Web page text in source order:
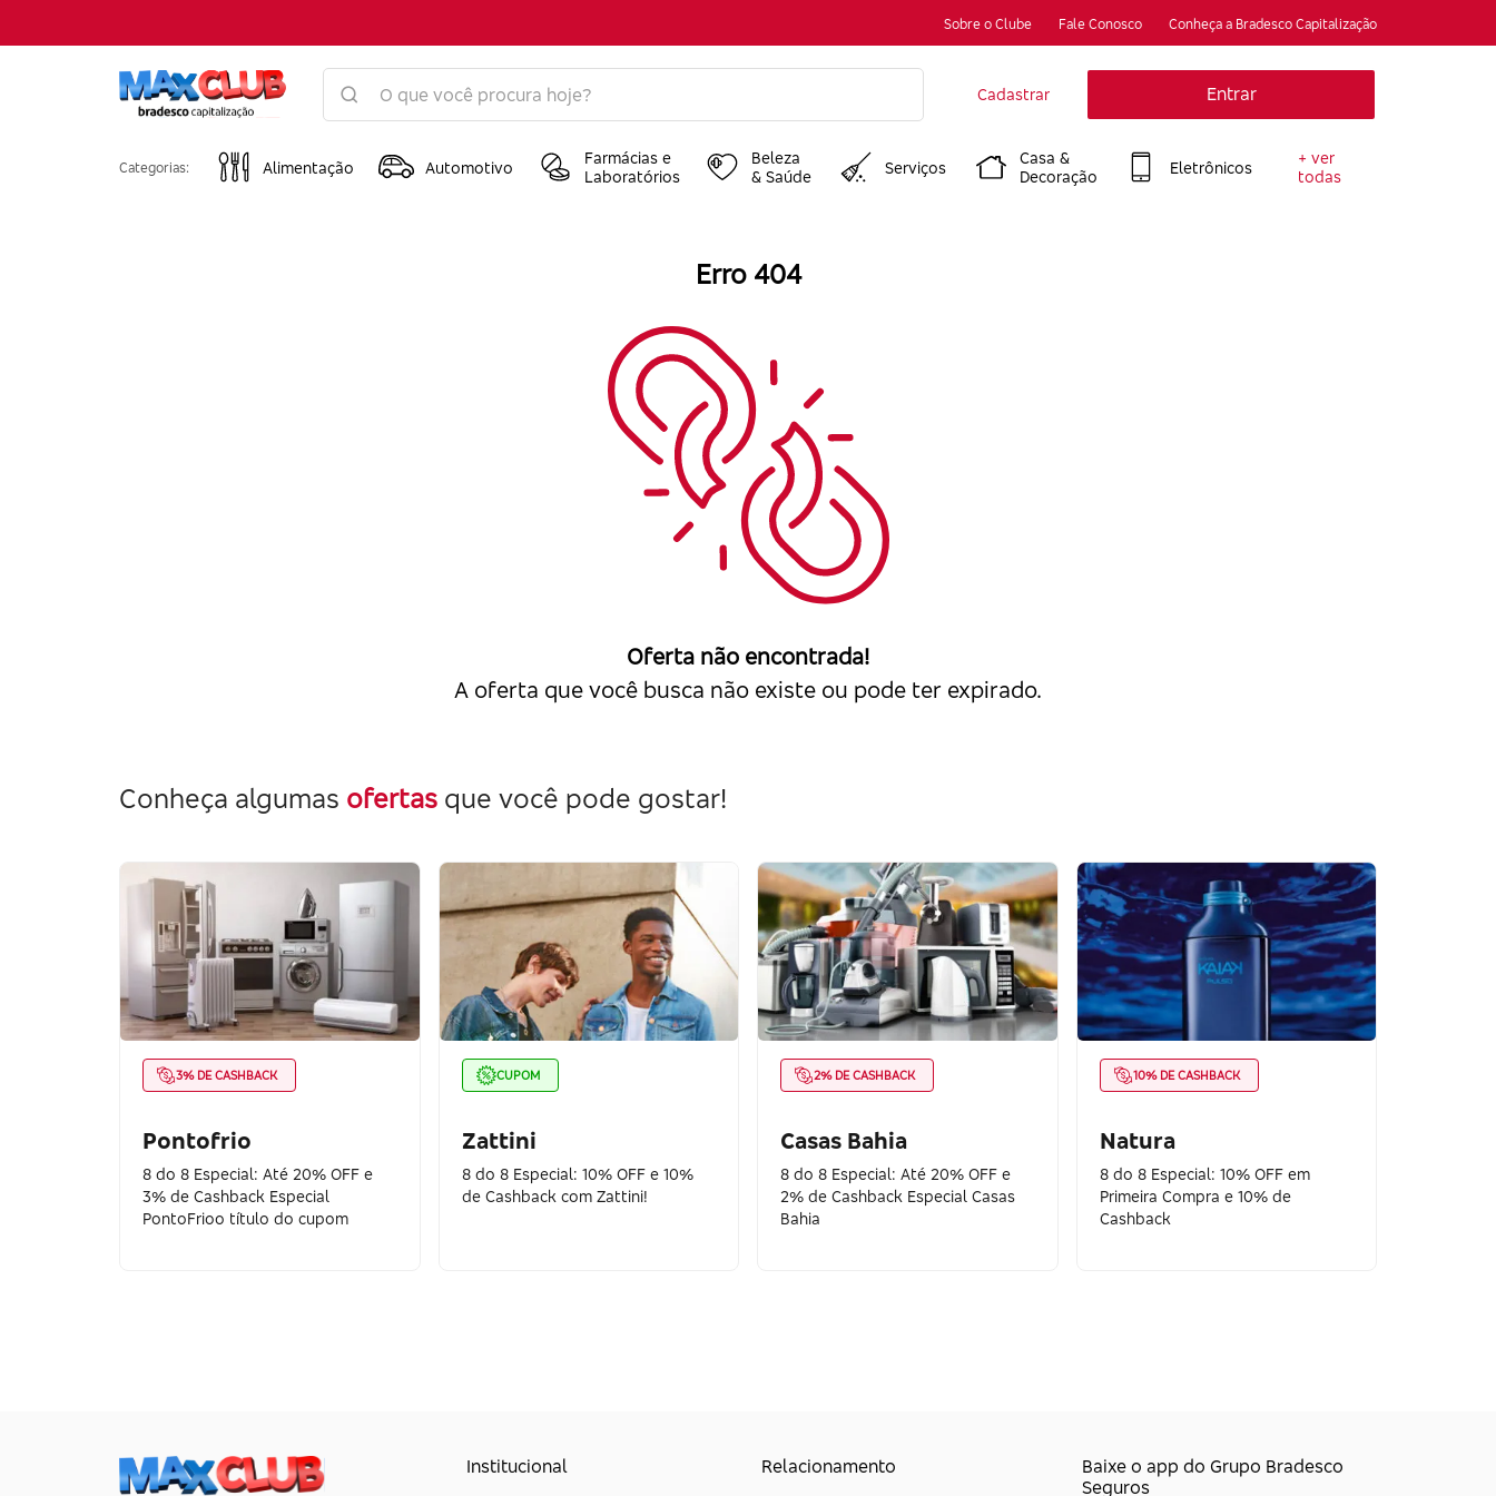
Sobre o Clube Fale Conosco Conheça a Bradesco Capitalização
Cadastrar Entrar
Categorias: Alimentação Automotivo
Farmácias e
Laboratórios
Beleza
& Saúde
Serviços
Casa &
Decoração
Eletrônicos
+ ver
todas
Erro 404
Oferta não encontrada!
A oferta que você busca não existe ou pode ter expirado.
Conheça algumas ofertas que você pode gostar!
3% DE CASHBACK
Pontofrio
8 do 8 Especial: Até 20% OFF e
3% de Cashback Especial
PontoFrioo título do cupom
CUPOM
Zattini
8 do 8 Especial: 10% OFF e 10%
de Cashback com Zattini!
2% DE CASHBACK
Casas Bahia
8 do 8 Especial: Até 20% OFF e
2% de Cashback Especial Casas
Bahia
10% DE CASHBACK
Natura
8 do 8 Especial: 10% OFF em
Primeira Compra e 10% de
Cashback
Institucional Relacionamento
Baixe o app do Grupo Bradesco
Seguros